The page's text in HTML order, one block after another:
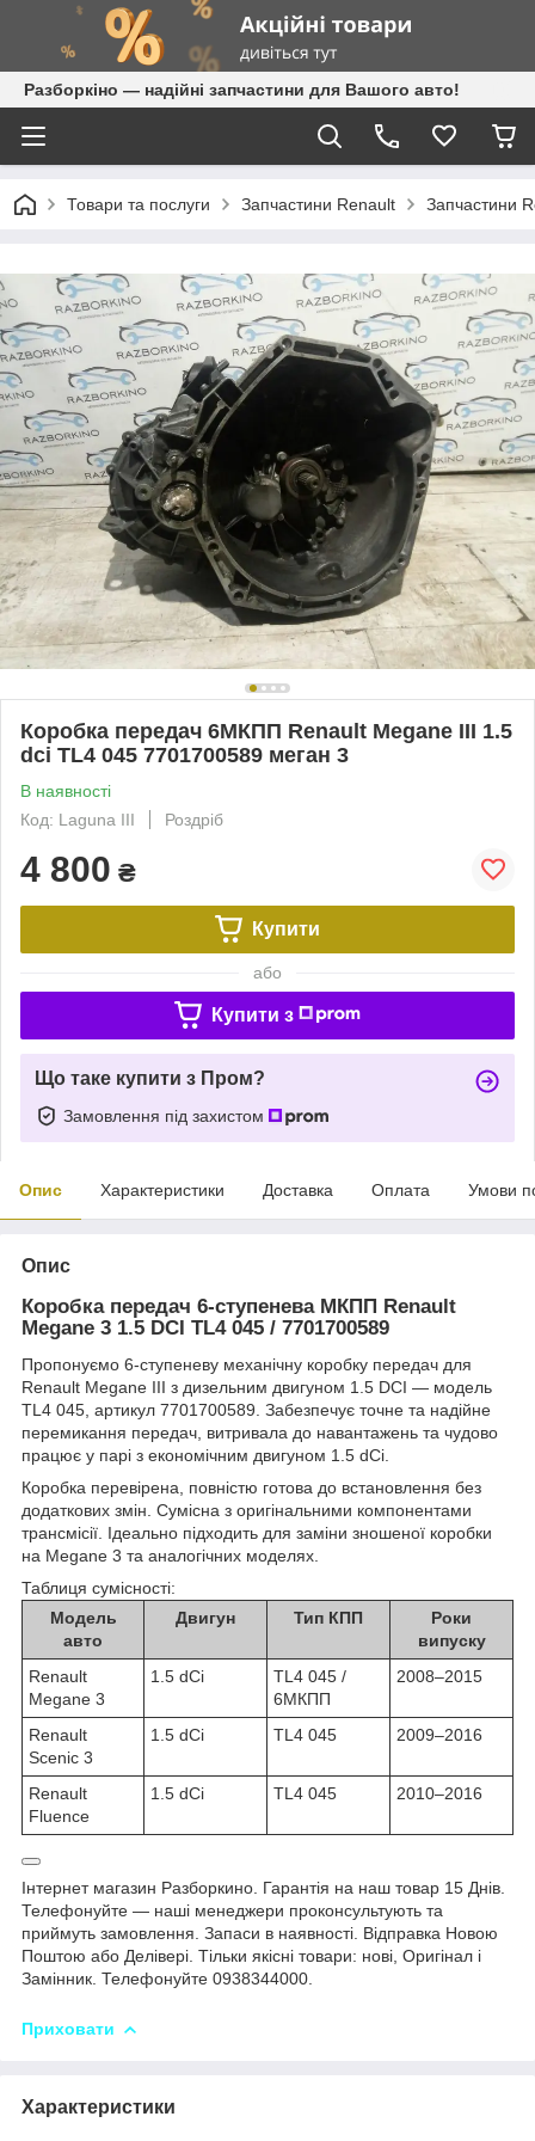
Разборкіно — надійні запчастини для Вашого авто!
Товари та послуги Запчастини Renault Запчастини
Коробка передач 6МКПП Renault Megane III 1.5
dci TL4 045 7701700589 меган 3
В наявності
Код: Laguna III
Роздріб
4 800 ₴
Купити
або
Купити з
Що таке купити з Пром?
Замовлення під захистом
Опис Характеристики Доставка Оплата Умови
Опис
Коробка передач 6-ступенева МКПП Renault
Megane 3 1.5 DCI TL4 045 / 7701700589
Пропонуємо 6-ступеневу механічну коробку передач для
Renault Megane III з дизельним двигуном 1.5 DCI — модель
TL4 045, артикул 7701700589. Забезпечує точне та надійне
перемикання передач, витривала до навантажень та чудово
працює у парі з економічним двигуном 1.5 dCi.
Коробка перевірена, повністю готова до встановлення без
додаткових змін. Сумісна з оригінальними компонентами
трансмісії. Ідеально підходить для заміни зношеної коробки
на Megane 3 та аналогічних моделях.
Таблиця сумісності:
Модель
авто
Двигун Тип КПП
Роки
випуску
Renault
Megane 3
1.5 dCi
TL4 045 /
6МКПП
2008–2015
Renault
Scenic 3
1.5 dCi TL4 045 2009–2016
Renault
Fluence
1.5 dCi TL4 045 2010–2016
Інтернет магазин Разборкино. Гарантія на наш товар 15 Днів.
Телефонуйте — наші менеджери проконсультують та
приймуть замовлення. Запаси в наявності. Відправка Новою
Поштою або Делівері. Тільки якісні товари: нові, Оригінал і
Замінник. Телефонуйте 0938344000.
Приховати
Характеристики